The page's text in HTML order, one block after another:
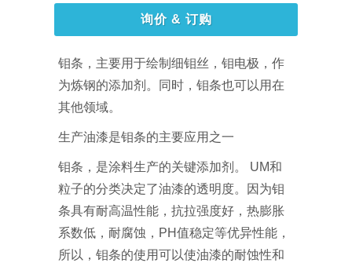
询价 & 订购
钼条，主要用于绘制细钼丝，钼电极，作
为炼钢的添加剂。同时，钼条也可以用在
其他领域。
生产油漆是钼条的主要应用之一
钼条，是涂料生产的关键添加剂。 UM和
粒子的分类决定了油漆的透明度。因为钼
条具有耐高温性能，抗拉强度好，热膨胀
系数低，耐腐蚀，PH值稳定等优异性能，
所以，钼条的使用可以使油漆的耐蚀性和